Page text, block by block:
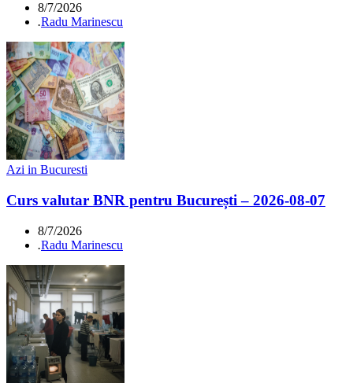
8/7/2026
.Radu Marinescu
Azi in Bucuresti
Curs valutar BNR pentru București – 2026-08-07
8/7/2026
.Radu Marinescu